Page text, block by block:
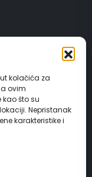
kolačića za
ovim
što su
Nepristanak
karakteristike i